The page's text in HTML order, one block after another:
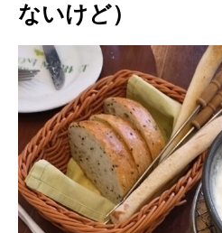
ないけど）